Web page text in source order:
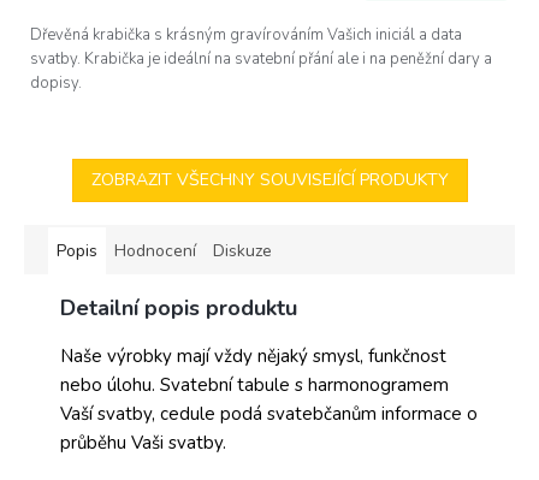
Dřevěná krabička s krásným gravírováním Vašich iniciál a data
svatby. Krabička je ideální na svatební přání ale i na peněžní dary a
dopisy.
ZOBRAZIT VŠECHNY SOUVISEJÍCÍ PRODUKTY
Popis Hodnocení Diskuze
Detailní popis produktu
Naše výrobky mají vždy nějaký smysl, funkčnost
nebo úlohu. Svatební tabule s harmonogramem
Vaší svatby, cedule podá svatebčanům informace o
průběhu Vaši svatby.